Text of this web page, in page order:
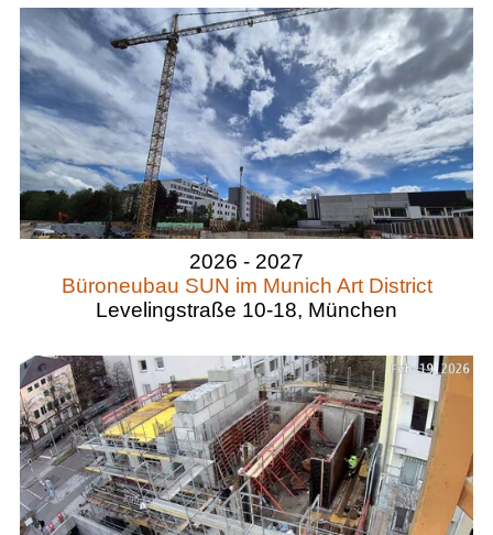
2026 - 2027
Büroneubau SUN im Munich Art District
Levelingstraße 10-18, München